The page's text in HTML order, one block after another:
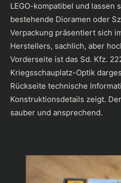
LEGO-kompatibel und lassen
bestehende Dioramen oder
Verpackung präsentiert sich
Herstellers, sachlich, aber
Vorderseite ist das Sd. Kfz.
Kriegsschauplatz-Optik
Rückseite technische
Konstruktionsdetails zeigt.
sauber und ansprechend.